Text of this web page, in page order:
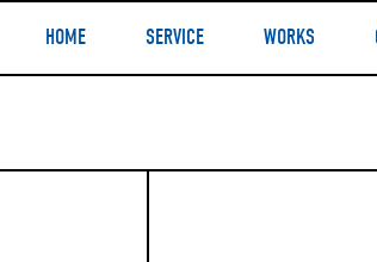
HOME SERVICE WORKS